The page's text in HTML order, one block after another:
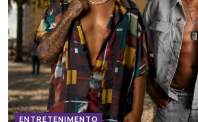
ENTRETENIMENTO